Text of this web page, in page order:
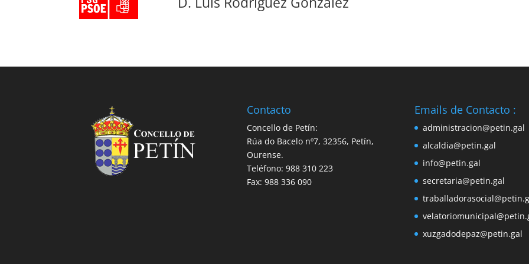
Contacto
Concello de Petín:
Rúa do Bacelo nº7, 32356, Petín,
Ourense.
Teléfono: 988 310 223
Fax: 988 336 090
Emails de Contacto :
administracion@petin.gal
alcaldia@petin.gal
info@petin.gal
secretaria@petin.gal
xuzgadodepaz@petin.gal